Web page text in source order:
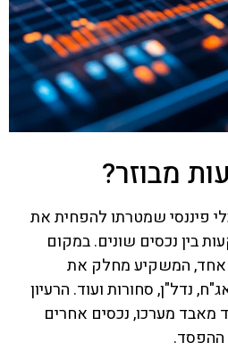
מבוזר?
פיננסי שמטרתו להפחית את
בין נכסים שונים. במקום
אחד, המשקיע מחלק את
נדל"ן, סחורות ועוד. הרעיון
מערכו, נכסים אחרים
ההפסד.